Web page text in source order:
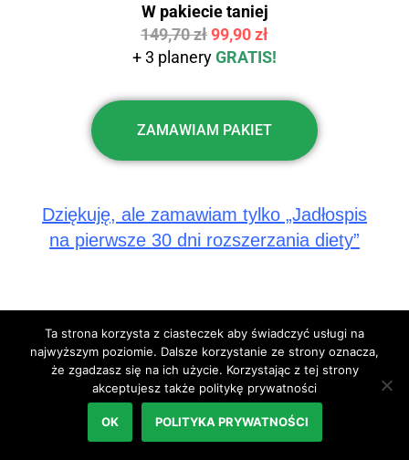
W pakiecie taniej
149,70 zł99,90 zł
+ 3 planeryGRATIS!
ZAMAWIAM PAKIET
Dziękuję, ale zamawiam tylko „Jadłospis
na pierwsze 30 dni rozszerzania diety”
Ta strona korzysta z ciasteczek aby świadczyć usługi na
najwyższym poziomie. Dalsze korzystanie ze strony oznacza,
że zgadzasz się na ich użycie. Korzystając z tej strony
akceptujesz także politykę prywatności
OK POLITYKA PRYWATNOŚCI